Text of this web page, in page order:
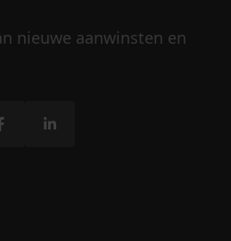
nieuwe aanwinsten en